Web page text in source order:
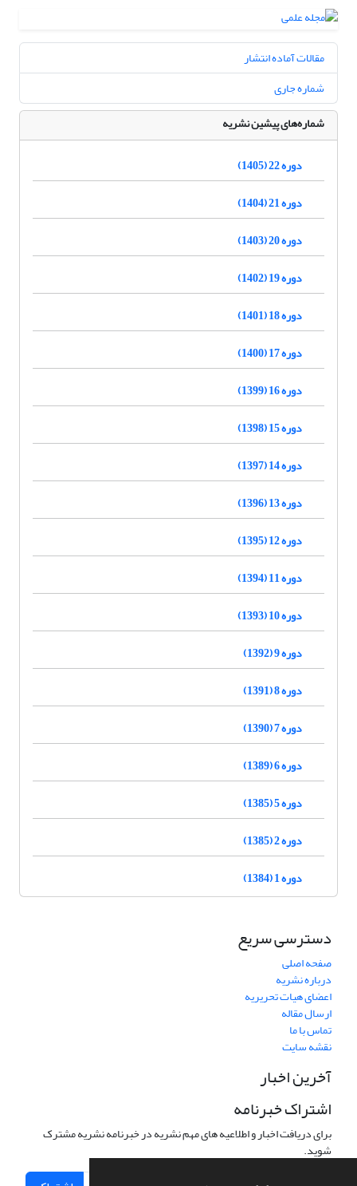
مقالات آماده انتشار
شماره جاری
شماره‌های پیشین نشریه
دوره 22 (1405)
دوره 21 (1404)
دوره 20 (1403)
دوره 19 (1402)
دوره 18 (1401)
دوره 17 (1400)
دوره 16 (1399)
دوره 15 (1398)
دوره 14 (1397)
دوره 13 (1396)
دوره 12 (1395)
دوره 11 (1394)
دوره 10 (1393)
دوره 9 (1392)
دوره 8 (1391)
دوره 7 (1390)
دوره 6 (1389)
دوره 5 (1385)
دوره 2 (1385)
دوره 1 (1384)
دسترسی سریع
صفحه اصلی
درباره نشریه
اعضای هیات تحریریه
ارسال مقاله
تماس با ما
نقشه سایت
آخرین اخبار
اشتراک خبرنامه
برای دریافت اخبار و اطلاعیه های مهم نشریه در خبرنامه نشریه مشترک
شوید.